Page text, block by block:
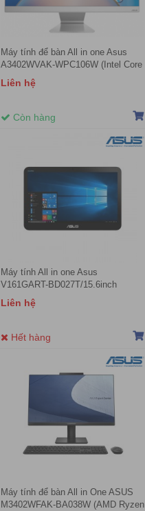
Máy tính để bàn All in one Asus
A3402WVAK-WPC106W (Intel Core
i7-1355U | 8GB | 512GB | 23.8 inch
FHD 100Hz | Win 11 | Trắng)
Liên hệ
Còn hàng
Máy tính All in one Asus
V161GART-BD027T/15.6inch
touch/Celeron/4GB/128GB
SSD/Windows 10 home
Liên hệ
Hết hàng
Máy tính để bàn All in One ASUS
M3402WFAK-BA038W (AMD Ryzen